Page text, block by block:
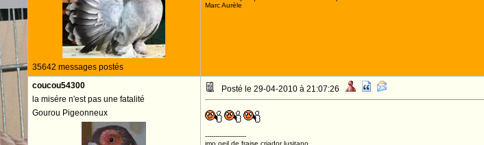
35642 messages postés
Marc Aurèle
coucou54300
la misére n'est pas une fatalité
Gourou Pigeonneux
Posté le 29-04-2010 à 21:07:26
--------------------
jmo oeil de fraise,criador lusitano